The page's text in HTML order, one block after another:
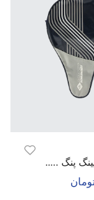
جلد راکت پینگ پنگ .. - شیلدکروت 818507